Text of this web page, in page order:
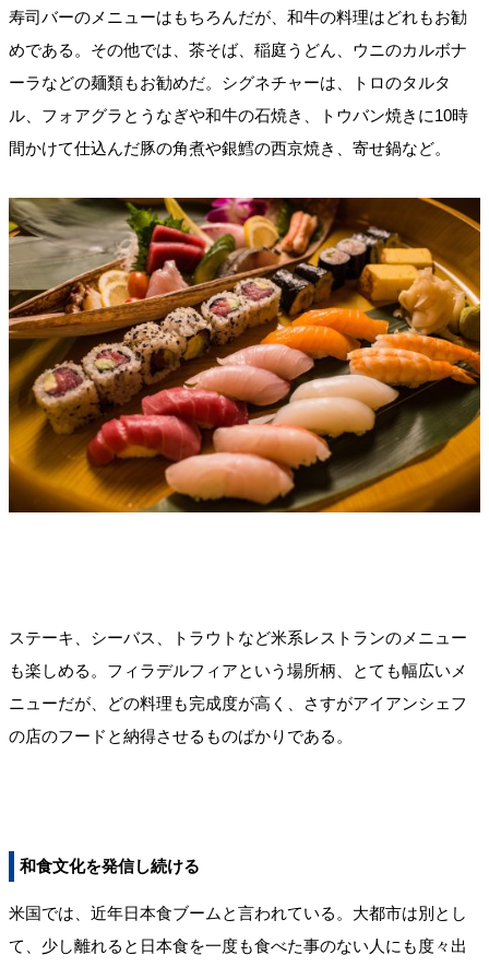
寿司バーのメニューはもちろんだが、和牛の料理はどれもお勧
めである。その他では、茶そば、稲庭うどん、ウニのカルボナ
ーラなどの麺類もお勧めだ。シグネチャーは、トロのタルタ
ル、フォアグラとうなぎや和牛の石焼き、トウバン焼きに10時
間かけて仕込んだ豚の角煮や銀鱈の西京焼き、寄せ鍋など。
ステーキ、シーバス、トラウトなど米系レストランのメニュー
も楽しめる。フィラデルフィアという場所柄、とても幅広いメ
ニューだが、どの料理も完成度が高く、さすがアイアンシェフ
の店のフードと納得させるものばかりである。
和食文化を発信し続ける
米国では、近年日本食ブームと言われている。大都市は別とし
て、少し離れると日本食を一度も食べた事のない人にも度々出